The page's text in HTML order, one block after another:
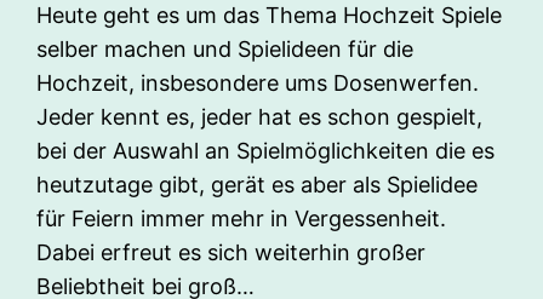
Heute geht es um das Thema Hochzeit Spiele
selber machen und Spielideen für die
Hochzeit, insbesondere ums Dosenwerfen.
Jeder kennt es, jeder hat es schon gespielt,
bei der Auswahl an Spielmöglichkeiten die es
heutzutage gibt, gerät es aber als Spielidee
für Feiern immer mehr in Vergessenheit.
Dabei erfreut es sich weiterhin großer
Beliebtheit bei groß…